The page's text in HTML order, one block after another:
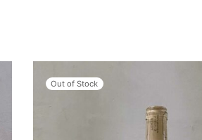
Out of Stock